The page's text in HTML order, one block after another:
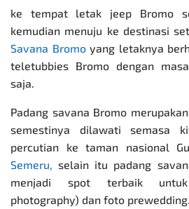
ke tempat letak jeep Bromo
kemudian menuju ke destinasi
Savana Bromo yang letaknya
teletubbies Bromo dengan
saja.
Padang savana Bromo
semestinya dilawati semasa
percutian ke taman nasional
Semeru,selain itu padang
menjadi spot terbaik
photography) dan foto prewedding.